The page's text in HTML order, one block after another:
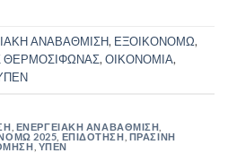
ΑΝΑΒΑΘΜΙΣΗ, ΕΞΟΙΚΟΝΟΜΩ,
ΘΕΡΜΟΣΙΦΩΝΑΣ, ΟΙΚΟΝΟΜΙΑ,
ΕΝΕΡΓΕΙΑΚΗ ΑΝΑΒΑΘΜΙΣΗ
2025 ΕΠΙΔΟΤΗΣΗ ΠΡΑΣΙΝΗ
ΥΠΕΝ